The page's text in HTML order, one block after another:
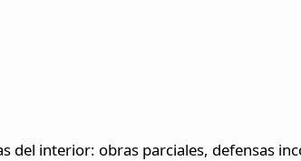
del interior: obras parciales, defensas